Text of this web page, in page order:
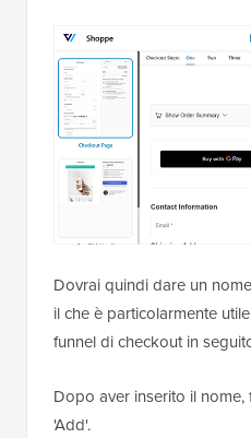
Dovrai quindi dare un
il che è particolarmente
funnel di checkout in
Dopo aver inserito il nome,
'Add'.